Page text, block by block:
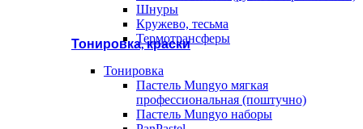
Шнуры
Кружево, тесьма
Термотрансферы
Тонировка, краски
Тонировка
Пастель Mungyo мягкая
профессиональная (поштучно)
Пастель Mungyo наборы